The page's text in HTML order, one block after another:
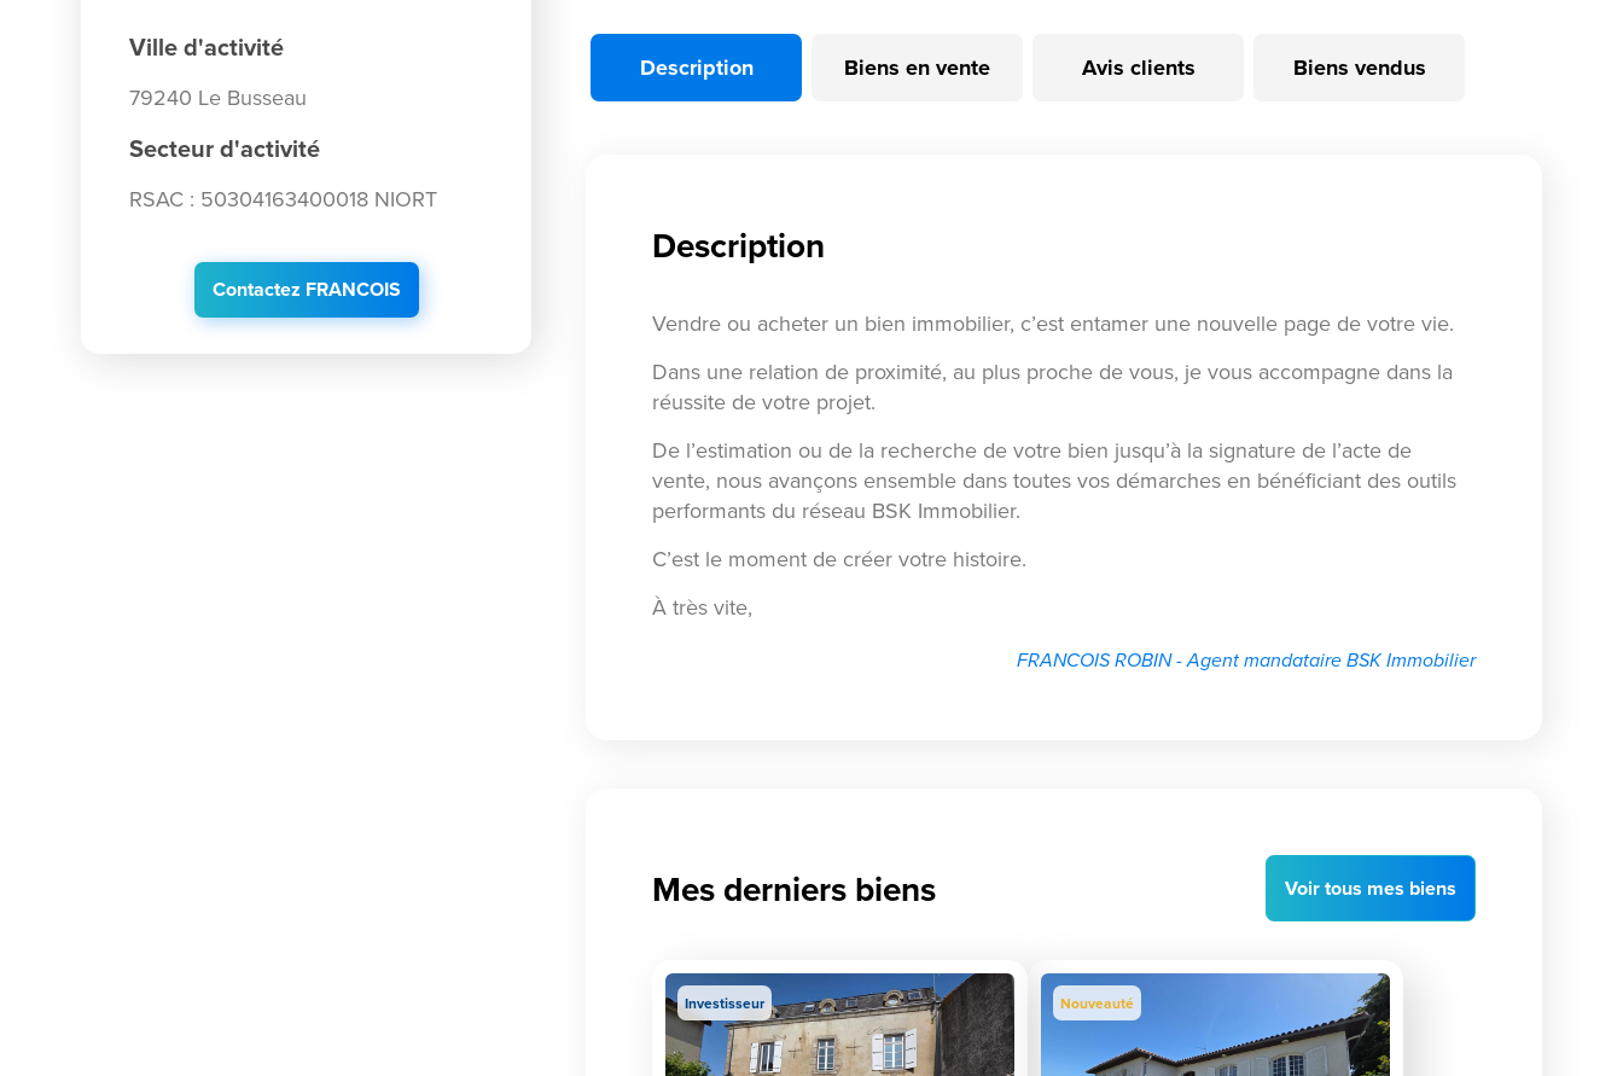
Ville d'activité
79240 Le Busseau
Secteur d'activité
RSAC : 50304163400018 NIORT
Contactez FRANCOIS
Description Biens en vente Avis clients Biens vendus
Description
Vendre ou acheter un bien immobilier, c’est entamer une nouvelle page de votre vie.
Dans une relation de proximité, au plus proche de vous, je vous accompagne dans la
réussite de votre projet.
De l’estimation ou de la recherche de votre bien jusqu’à la signature de l’acte de
vente, nous avançons ensemble dans toutes vos démarches en bénéficiant des outils
performants du réseau BSK Immobilier.
C’est le moment de créer votre histoire.
À très vite,
FRANCOIS ROBIN - Agent mandataire BSK Immobilier
Mes derniers biens Voirtous mes biens
Investisseur Nouveauté